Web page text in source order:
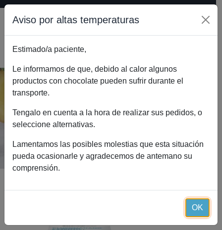
Glucomanano + Cromo Essential
(120 cápsulas)
Inicio
Catálogo
Aviso por altas temperaturas
Estimado/a paciente,
Le informamos de que, debido al calor algunos
productos con chocolate pueden sufrir durante el
transporte.
Tengalo en cuenta a la hora de realizar sus pedidos, o
seleccione alternativas.
Lamentamos las posibles molestias que esta situación
pueda ocasionarle y agradecemos de antemano su
comprensión.
OK